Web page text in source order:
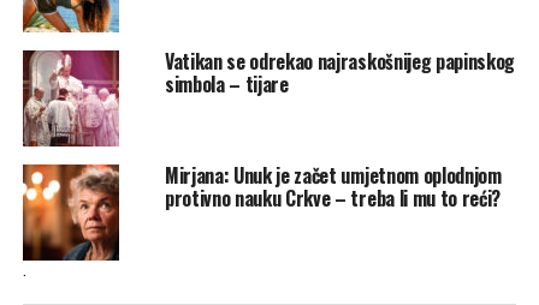
Vatikan se odrekao najraskošnijeg papinskog
simbola – tijare
Mirjana: Unuk je začet umjetnom oplodnjom
protivno nauku Crkve – treba li mu to reći?
.